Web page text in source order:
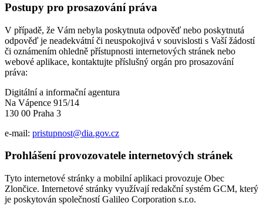
Postupy pro prosazování práva
V případě, že Vám nebyla poskytnuta odpověď nebo poskytnutá
odpověď je neadekvátní či neuspokojivá v souvislosti s Vaší žádostí
či oznámením ohledně přístupnosti internetových stránek nebo
webové aplikace, kontaktujte příslušný orgán pro prosazování
práva:
Digitální a informační agentura
Na Vápence 915/14
130 00 Praha 3
e-mail: pristupnost@dia.gov.cz
Prohlášení provozovatele internetových stránek
Tyto internetové stránky a mobilní aplikaci provozuje Obec
Zlončice. Internetové stránky využívají redakční systém GCM, který
je poskytován společností Galileo Corporation s.r.o.